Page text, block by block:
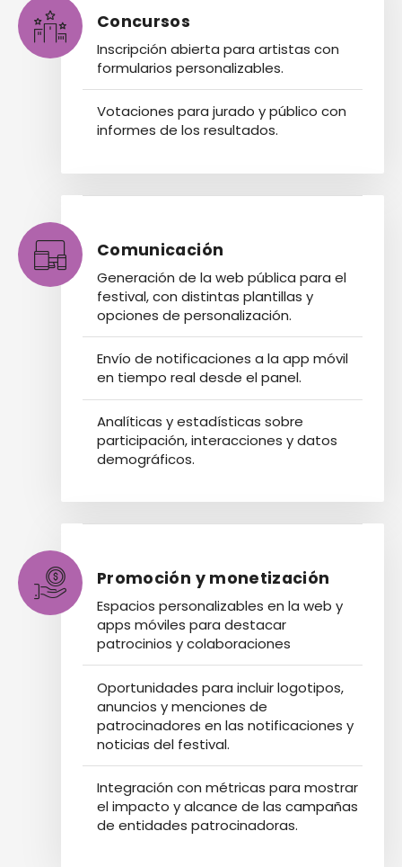
Concursos
Inscripción abierta para artistas con
formularios personalizables.
Votaciones para jurado y público con
informes de los resultados.
Comunicación
Generación de la web pública para el
festival, con distintas plantillas y
opciones de personalización.
Envío de notificaciones a la app móvil
en tiempo real desde el panel.
Analíticas y estadísticas sobre
participación, interacciones y datos
demográficos.
Promoción y monetización
Espacios personalizables en la web y
apps móviles para destacar
patrocinios y colaboraciones
Oportunidades para incluir logotipos,
anuncios y menciones de
patrocinadores en las notificaciones y
noticias del festival.
Integración con métricas para mostrar
el impacto y alcance de las campañas
de entidades patrocinadoras.